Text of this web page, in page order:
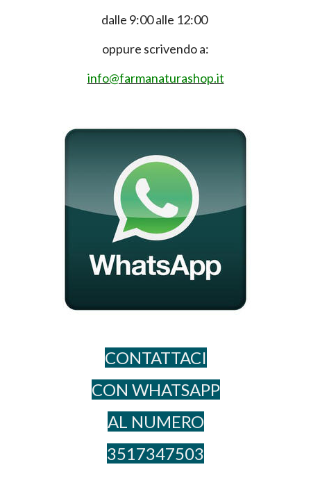
dalle 9:00 alle 12:00
oppure scrivendo a:
info@farmanaturashop.it
CONTATTACI
CON WHATSAPP
AL NUME​RO
3517347503